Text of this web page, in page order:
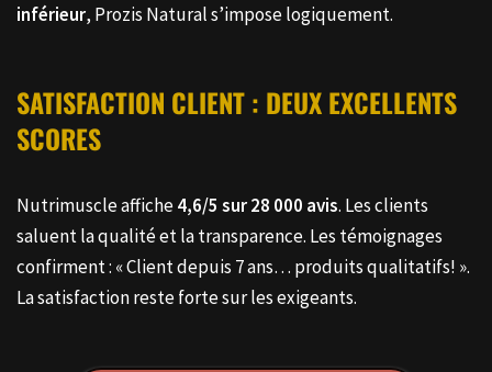
inférieur, Prozis Natural s’impose logiquement.
SATISFACTION CLIENT : DEUX EXCELLENTS
SCORES
Nutrimuscle affiche4,6/5 sur 28 000 avis. Les clients
saluent la qualité et la transparence. Les témoignages
confirment : « Client depuis 7 ans… produits qualitatifs! ».
La satisfaction reste forte sur les exigeants.